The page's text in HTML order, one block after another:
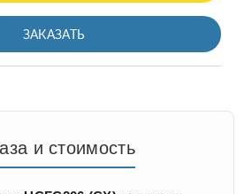
ЗАКАЗАТЬ
и стоимость